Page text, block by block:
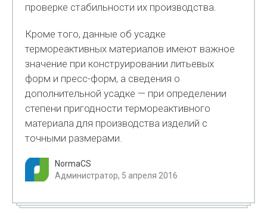
проверке стабильности их производства.
Кроме того, данные об усадке
термореактивных материалов имеют важное
значение при конструировании литьевых
форм и пресс-форм, а сведения о
дополнительной усадке — при определении
степени пригодности термореактивного
материала для производства изделий с
точными размерами.
NormaCS
Администратор, 5 апреля 2016